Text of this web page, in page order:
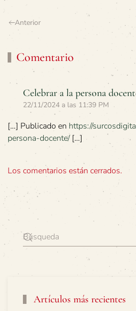
Anterior
Comentario
Celebrar a la persona
22/11/2024 a las 11:39 PM
[…] Publicado en https://
persona-docente/[…]
Los comentarios están cerrados.
Artículos más recientes